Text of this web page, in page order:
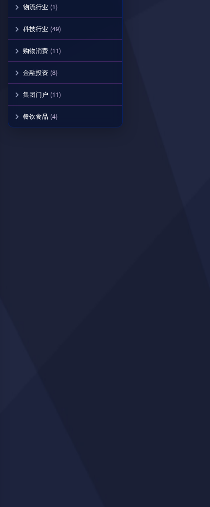
物流行业 (1)
科技行业 (49)
购物消费 (11)
金融投资 (8)
集团门户 (11)
餐饮食品 (4)